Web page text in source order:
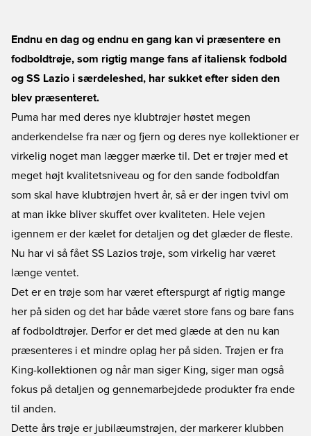
Endnu en dag og endnu en gang kan vi præsentere en
fodboldtrøje, som rigtig mange fans af italiensk fodbold
og SS Lazio i særdeleshed, har sukket efter siden den
blev præsenteret.
Puma har med deres nye klubtrøjer høstet megen
anderkendelse fra nær og fjern og deres nye kollektioner er
virkelig noget man lægger mærke til. Det er trøjer med et
meget højt kvalitetsniveau og for den sande fodboldfan
som skal have klubtrøjen hvert år, så er der ingen tvivl om
at man ikke bliver skuffet over kvaliteten. Hele vejen
igennem er der kælet for detaljen og det glæder de fleste.
Nu har vi så fået SS Lazios trøje, som virkelig har været
længe ventet.
Det er en trøje som har været efterspurgt af rigtig mange
her på siden og det har både været store fans og bare fans
af fodboldtrøjer. Derfor er det med glæde at den nu kan
præsenteres i et mindre oplag her på siden. Trøjen er fra
King-kollektionen og når man siger King, siger man også
fokus på detaljen og gennemarbejdede produkter fra ende
til anden.
Dette års trøje er jubilæumstrøjen, der markerer klubben